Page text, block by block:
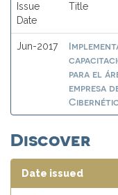
Issue
Date
Title
Jun-2017
para el
empresa
Discover
Date issued